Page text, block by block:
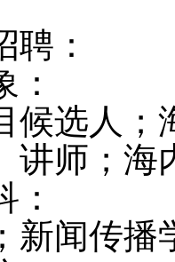
：
：
候选人
讲师；海
：
新闻传播